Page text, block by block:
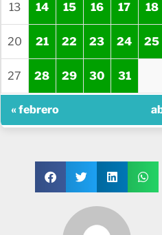
13 14 15 16 17 18
20 21 22 23 24 25
27 28 29 30 31
« febrero